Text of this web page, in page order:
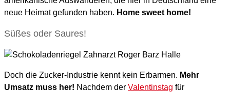
neue Heimat gefunden haben. Home sweet home!
Süßes oder Saures!
Doch die Zucker-Industrie kennt kein Erbarmen. Mehr
Umsatz muss her! Nachdem der Valentinstag für